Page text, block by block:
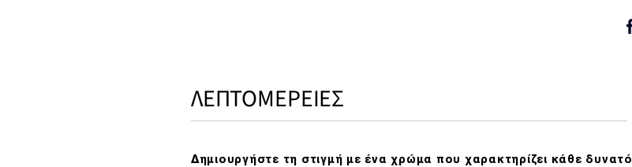
ΛΕΠΤΟΜΕΡΕΙΕΣ
Δημιουργήστε τη στιγμή με ένα χρώμα που χαρακτηρίζει κάθε δυνατό